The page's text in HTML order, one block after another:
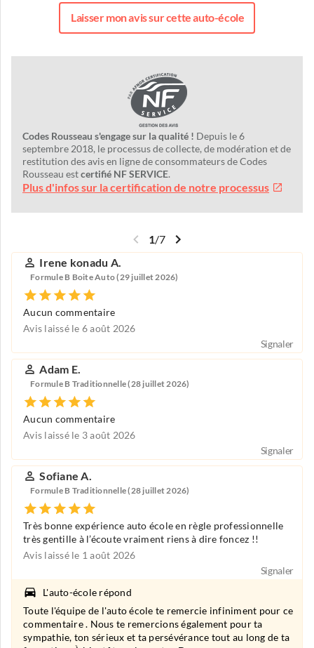
Laisser mon avis sur cette auto-école
Codes Rousseau s'engage sur la qualité ! Depuis le 6
septembre 2018, le processus de collecte, de modération et de
restitution des avis en ligne de consommateurs de Codes
Rousseau estcertifié NF SERVICE.
Plus d'infos sur la certification de notre processus
1/7
Irene konadu A.
Formule B Boite Auto (29 juillet 2026)
Aucun commentaire
Avis laissé le 6 août 2026
Signaler
Adam E.
Formule B Traditionnelle (28 juillet 2026)
Aucun commentaire
Avis laissé le 3 août 2026
Signaler
Sofiane A.
Formule B Traditionnelle (28 juillet 2026)
Très bonne expérience auto école en règle professionnelle
très gentille à l’écoute vraiment riens à dire foncez !!
Avis laissé le 1 août 2026
Signaler
L'auto-école répond
Toute l'équipe de l'auto école te remercie infiniment pour ce
commentaire . Nous te remercions également pour ta
sympathie, ton sérieux et ta persévérance tout au long de ta